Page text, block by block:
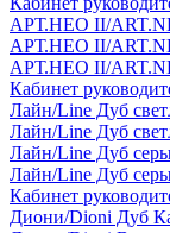
АРТ.НЕО II/
АРТ.НЕО II/
АРТ.НЕО II/
Кабинет
Лайн/Line Дуб
Лайн/Line Дуб
Лайн/Line Дуб
Лайн/Line Дуб
Кабинет
Диони/Dioni Дуб